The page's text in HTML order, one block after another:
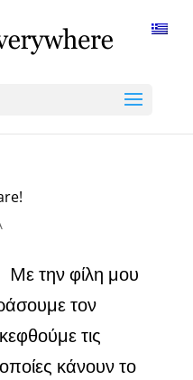
την φίλη μου
τον
τις
κάνουν το